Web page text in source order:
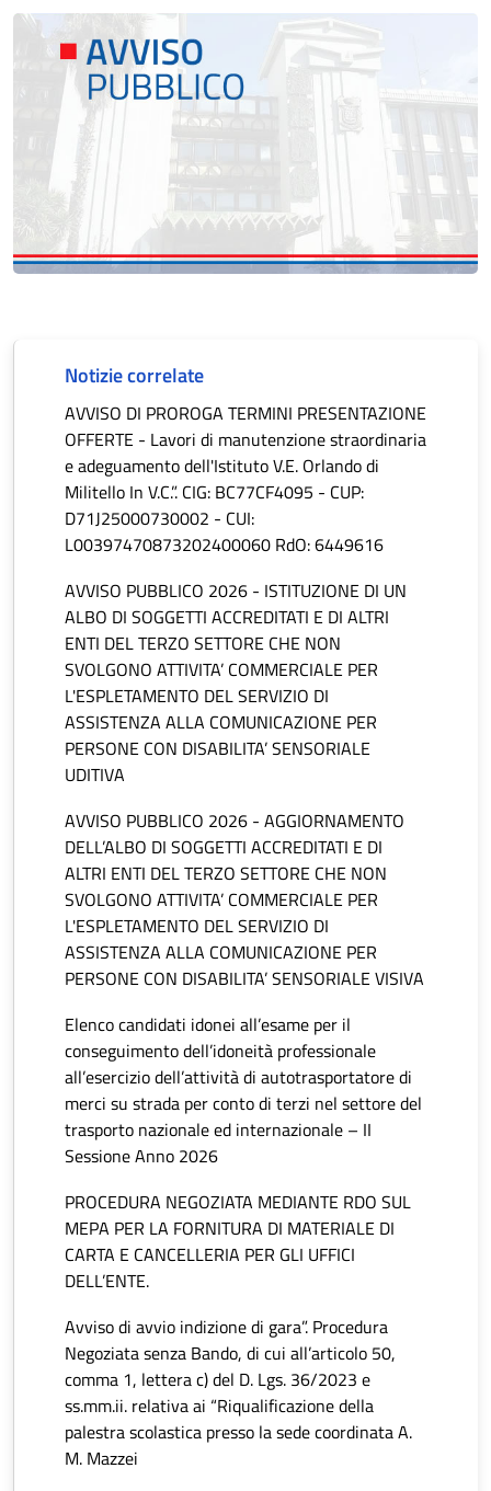
Notizie correlate
AVVISO DI PROROGA TERMINI PRESENTAZIONE
OFFERTE - Lavori di manutenzione straordinaria
e adeguamento dell'Istituto V.E. Orlando di
Militello In V.C.”. CIG: BC77CF4095 - CUP:
D71J25000730002 - CUI:
L00397470873202400060 RdO: 6449616
AVVISO PUBBLICO 2026 - ISTITUZIONE DI UN
ALBO DI SOGGETTI ACCREDITATI E DI ALTRI
ENTI DEL TERZO SETTORE CHE NON
SVOLGONO ATTIVITA’ COMMERCIALE PER
L'ESPLETAMENTO DEL SERVIZIO DI
ASSISTENZA ALLA COMUNICAZIONE PER
PERSONE CON DISABILITA’ SENSORIALE
UDITIVA
AVVISO PUBBLICO 2026 - AGGIORNAMENTO
DELL’ALBO DI SOGGETTI ACCREDITATI E DI
ALTRI ENTI DEL TERZO SETTORE CHE NON
SVOLGONO ATTIVITA’ COMMERCIALE PER
L'ESPLETAMENTO DEL SERVIZIO DI
ASSISTENZA ALLA COMUNICAZIONE PER
PERSONE CON DISABILITA’ SENSORIALE VISIVA
Elenco candidati idonei all’esame per il
conseguimento dell’idoneità professionale
all’esercizio dell’attività di autotrasportatore di
merci su strada per conto di terzi nel settore del
trasporto nazionale ed internazionale – II
Sessione Anno 2026
PROCEDURA NEGOZIATA MEDIANTE RDO SUL
MEPA PER LA FORNITURA DI MATERIALE DI
CARTA E CANCELLERIA PER GLI UFFICI
DELL’ENTE.
Avviso di avvio indizione di gara”. Procedura
Negoziata senza Bando, di cui all’articolo 50,
comma 1, lettera c) del D. Lgs. 36/2023 e
ss.mm.ii. relativa ai “Riqualificazione della
palestra scolastica presso la sede coordinata A.
M. Mazzei